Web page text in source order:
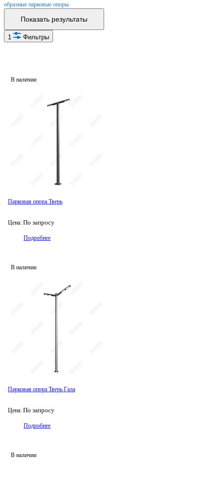
образные парковые опоры
Показать результаты
1 Фильтры
В наличии
Парковая опора Тверь
Цена: По запросу
Подробнее
В наличии
Парковая опора Тверь Гала
Цена: По запросу
Подробнее
В наличии